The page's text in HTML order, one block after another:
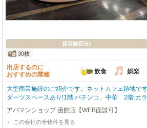
貸店舗(区分)
30枚
出店するのに
おすすめの業種
飲食 娯楽
大型商業施設のご紹介です。ネットカフェ跡地で
ダーツスペースあり!1階:パチンコ、中華 2階:カ
ム 4階:ボーリング 大型駐車場完備で集客力の高
す。 お問合わせはアパマンショップ函館地域№1
6-9300まで☆
アパマンショップ 函館店【WEB面談可】
この会社の全物件を見る